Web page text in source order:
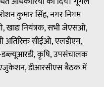
कुमार सिंह, नगर निगम
खाद्य नियंत्रक, सभी जेएसओ,
अतिरिक्त सीईओ, एलडीएम,
कृषि, उपसंचालक
एजुकेशन, डीआरसीएस बैठक में